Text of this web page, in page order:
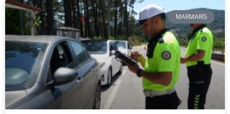
MARMARIS